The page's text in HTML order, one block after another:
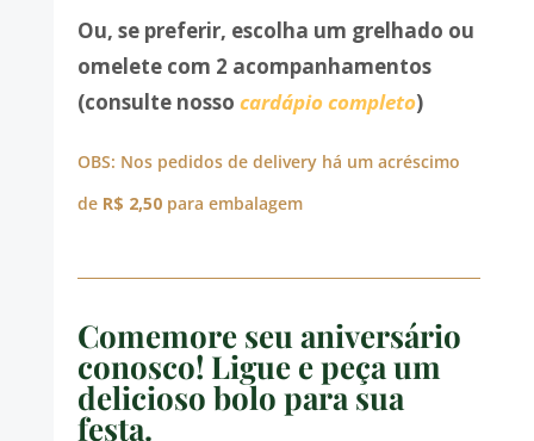
Ou, se preferir, escolha um grelhado ou
omelete com 2 acompanhamentos
(consulte nosso cardápio completo)
OBS: Nos pedidos de delivery há um acréscimo
de R$ 2,50para embalagem
Comemore seu aniversário
conosco! Ligue e peça um
delicioso bolo para sua
festa.